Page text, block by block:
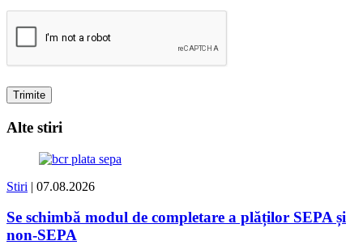
Alte stiri
Stiri | 07.08.2026
Se schimbă modul de completare a plăților SEPA și
non-SEPA